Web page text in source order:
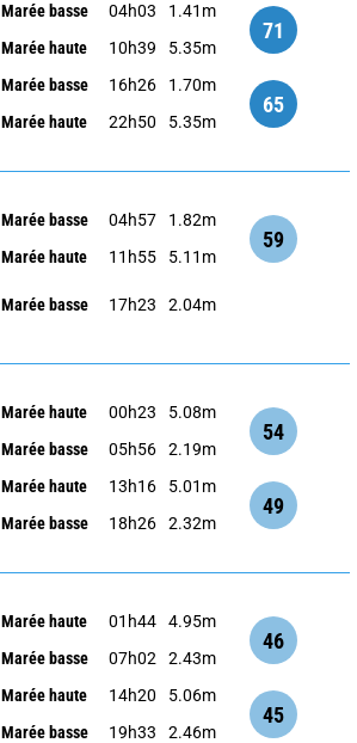
Marée basse 04h03
1.41m
Marée haute
10h39 5.35m
71
Marée basse 16h26
1.70m
Marée haute
22h50 5.35m
65
Marée basse 04h57
1.82m
Marée haute
11h55 5.11m
59
Marée basse 17h23 2.04m
Marée haute 00h23
5.08m
Marée basse
05h56 2.19m
54
Marée haute 13h16
5.01m
Marée basse
18h26 2.32m
49
Marée haute 01h44
4.95m
Marée basse
07h02 2.43m
46
Marée haute 14h20
5.06m
Marée basse
19h33 2.46m
45